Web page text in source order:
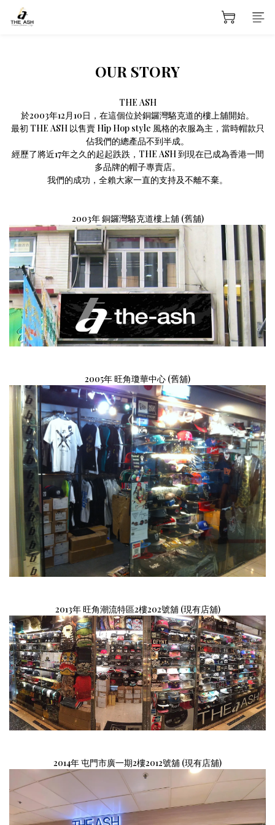
OUR STORY
THE ASH
於2003年12月10日，在這個位於銅鑼灣駱克道的樓上舖開始。
最初 THE ASH 以售賣 Hip Hop style 風格的衣服為主，當時帽款只
佔我們的總產品不到半成。
經歷了將近17年之久的起起跌跌，THE ASH 到現在已成為香港一間
多品牌的帽子專賣店。
我們的成功，全賴大家一直的支持及不離不棄。
2003年 銅鑼灣駱克道樓上舖 (舊舖)
2005年旺角瓊華中心 (舊舖)
2013年旺角潮流特區2樓202號舖 (現有店舖)
2014年屯門市廣一期2樓2012號舖 (現有店舖)